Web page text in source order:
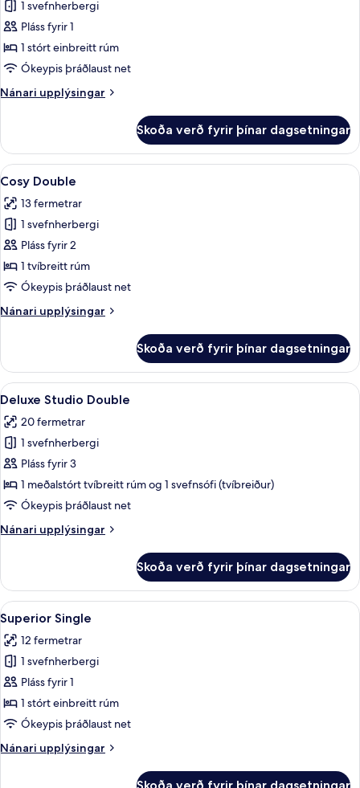
fyrir
Cosy
Single
1 svefnherbergi
Pláss fyrir 1
1 stórt einbreitt rúm
Ókeypis þráðlaust net
Nánari upplýsingar
Nánari
Single
Skoða verð fyrir þínar dagsetningar
Skoða
allar
myndir
fyrir
Cosy
Double
Cosy Double | Rúmföt af bestu
4
Cosy Double
13 fermetrar
1 svefnherbergi
Pláss fyrir 2
1 tvíbreitt rúm
Ókeypis þráðlaust net
Nánari upplýsingar
Nánari
Double
Skoða verð fyrir þínar dagsetningar
Skoða
allar
myndir
fyrir
Deluxe
Studio
Double
Deluxe Studio Double | Rúmföt af
6
Deluxe Studio Double
20 fermetrar
1 svefnherbergi
Pláss fyrir 3
1 meðalstórt tvíbreitt rúm og 1 svefnsófi (tvíbreiður)
Ókeypis þráðlaust net
Nánari upplýsingar
Nánari
Studio
Double
Skoða verð fyrir þínar dagsetningar
Skoða
allar
myndir
fyrir
Superior
Single
Superior Single | Rúmföt af bestu
4
Superior Single
12 fermetrar
1 svefnherbergi
Pláss fyrir 1
1 stórt einbreitt rúm
Ókeypis þráðlaust net
Nánari upplýsingar
Nánari